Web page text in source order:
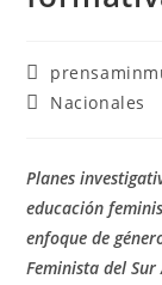
Nacionales
Planes
educación
enfoque de
Feminista del